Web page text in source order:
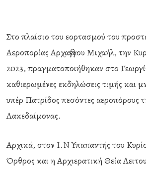
Στο πλαίσιο του εορτασμού του
Αεροπορίας Αρχαγγέλου Μιχαήλ, την
2023, πραγματοποιήθηκαν στο
καθιερωμένες εκδηλώσεις τιμής και
υπέρ Πατρίδος πεσόντες αεροπόρους
Λακεδαίμονας.
Αρχικά, στον Ι.Ν Υπαπαντής του
Όρθρος και η Αρχιερατική Θεία